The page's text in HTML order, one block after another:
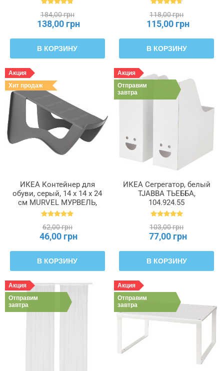
184,00 грн
138,00 грн
В КОРЗИНУ
118,00 грн
115,00 грн
В КОРЗИНУ
Акция
Хит продаж
ИКЕА Контейнер для
обуви, серый, 14 x 14 x 24
см MURVEL МУРВЕЛЬ,
204.348.32
62,00 грн
46,00 грн
В КОРЗИНУ
Акция
Отправим
завтра
ИКЕА Сегрегатор, белый
TJABBA ТЬЕББА,
104.924.55
103,00 грн
77,00 грн
В КОРЗИНУ
Акция
Отправим
завтра
Акция
Отправим
завтра